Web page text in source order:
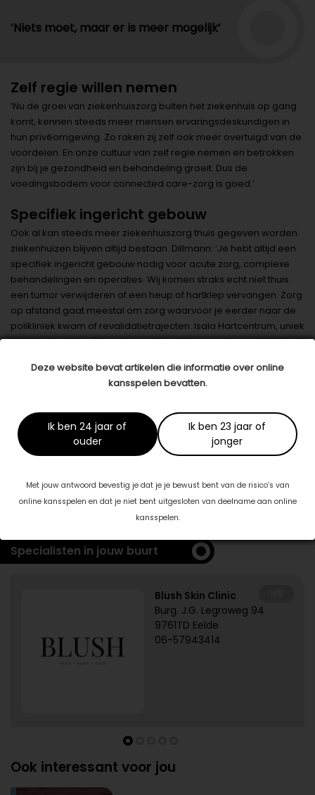
Deze website bevat artikelen die informatie over online
kansspelen bevatten.
Ik ben 24 jaar of
ouder
Ik ben 23 jaar of
jonger
Met jouw antwoord bevestig je dat je je bewust bent van de risico’s van
online kansspelen en dat je niet bent uitgesloten van deelname aan online
kansspelen.
‘Niets moet, maar er is meer mogelijk’
Zelf regie willen nemen
‘Nu de groei van ziekenhuiszorg buiten het ziekenhuis op gang
komt, kennen steeds meer mensen ervaringsdeskundigen in
hun privéomgeving. Zo raken zij zelf ook meer overtuigd van de
voordelen. En onze cultuur van zelf regie nemen en betrokken
zijn bij je gezondheid en behandeling groeit. Dus de
voedingsbodem voor connected care-zorg is goed.’
Specifiek ingericht gebouw
Ook al kan steeds meer ziekenhuiszorg thuis gegeven worden:
ziekenhuizen blijven altijd bestaan. Dillmann: ‘Je hebt altijd een
specifiek ingericht gebouw nodig voor acute zorg, complexe
behandelingen en operaties. Wij komen straks echt niet thuis
een tumor verwijderen of een heup of hartklep vervangen. Zorg
op afstand gaat meestal om zorg waarvoor je eerder naar de
polikliniek kwam of revalidatietrajecten. Isala Hartcentrum, uniek
in Nederland, heeft overigens al jarenlang ervaring met het thuis
Datum: 27 maart 2019
Deel dit artikel
Isala
www.isala.nl
Specialisten in jouw buurt
Blush Skin Clinic
Burg. J.G. Legroweg 94
9761TD Eelde
06-57943414
Ook interessant voor jou